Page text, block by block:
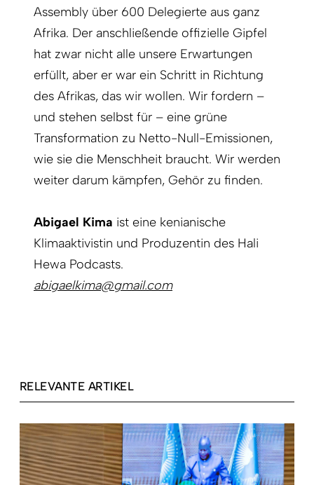
Assembly über 600 Delegierte aus ganz
Afrika. Der anschließende offizielle Gipfel
hat zwar nicht alle unsere Erwartungen
erfüllt, aber er war ein Schritt in Richtung
des Afrikas, das wir wollen. Wir fordern –
und stehen selbst für – eine grüne
Transformation zu Netto-Null-Emissionen,
wie sie die Menschheit braucht. Wir werden
weiter darum kämpfen, Gehör zu finden.
Abigael Kima ist eine kenianische
Klimaaktivistin und Produzentin des Hali
Hewa Podcasts.
abigaelkima@gmail.com
RELEVANTE ARTIKEL